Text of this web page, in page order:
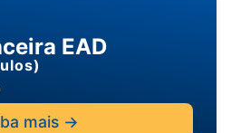
EAD
mais ->